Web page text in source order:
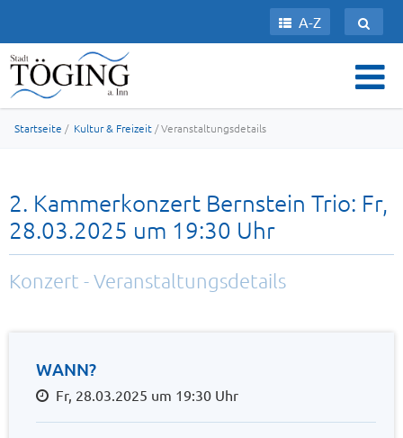
A-Z
Startseite / Kultur & Freizeit / Veranstaltungsdetails
2. Kammerkonzert Bernstein Trio: Fr,
28.03.2025 um 19:30 Uhr
Konzert - Veranstaltungsdetails
WANN?
Fr, 28.03.2025 um 19:30 Uhr